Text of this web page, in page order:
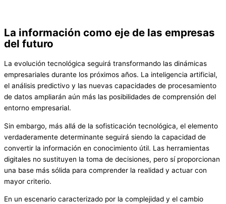
La información como eje de las empresas
del futuro
La evolución tecnológica seguirá transformando las dinámicas
empresariales durante los próximos años. La inteligencia artificial,
el análisis predictivo y las nuevas capacidades de procesamiento
de datos ampliarán aún más las posibilidades de comprensión del
entorno empresarial.
Sin embargo, más allá de la sofisticación tecnológica, el elemento
verdaderamente determinante seguirá siendo la capacidad de
convertir la información en conocimiento útil. Las herramientas
digitales no sustituyen la toma de decisiones, pero sí proporcionan
una base más sólida para comprender la realidad y actuar con
mayor criterio.
En un escenario caracterizado por la complejidad y el cambio